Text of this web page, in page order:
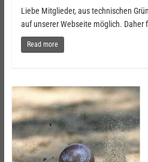
Liebe Mitglieder, aus technischen
auf unserer Webseite möglich. Daher
Read more